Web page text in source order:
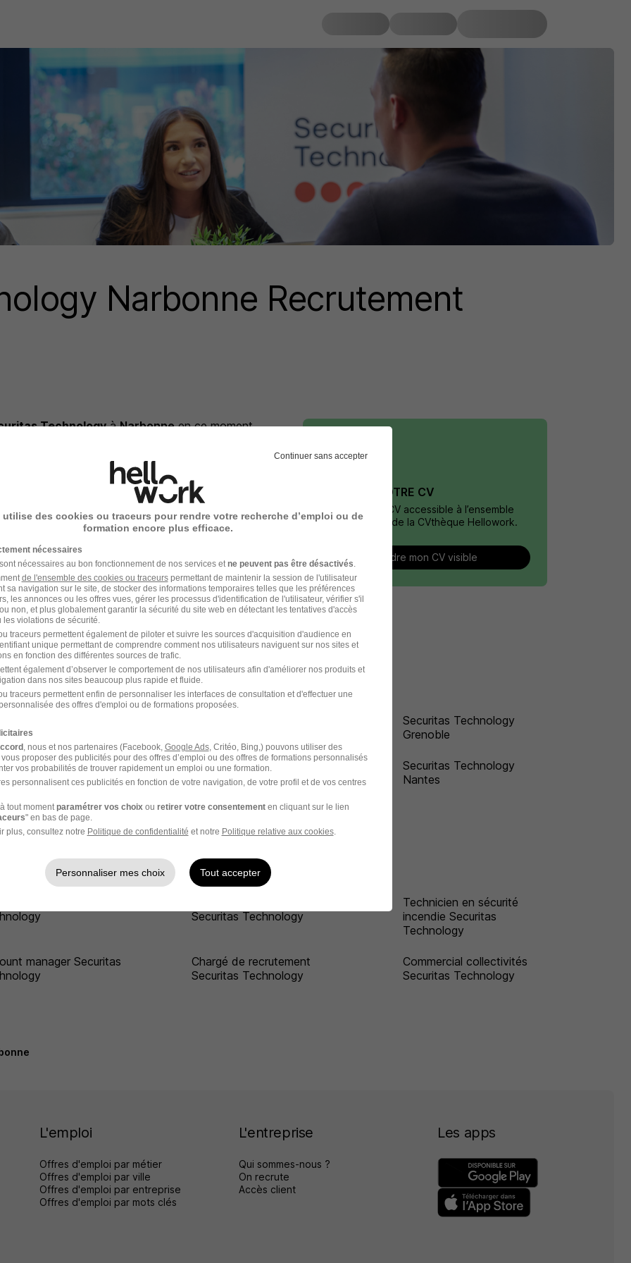
Narbonne Recrutement
Technology àNarbonneen ce moment
Technologyou àNarbonne
Narbonne
DÉPOSEZ VOTRE CV
Rendez votre CV accessible à l’ensemble
des recruteurs de la CVthèque Hellowork.
Rendre mon CV visible
par Ville
Securitas Technology
Grenoble
Technology
Securitas Technology
Mulhouse
Securitas Technology
Nantes
par Métier
Securitas Technology
Technicien en sécurité
incendie Securitas
Technology
manager Securitas
Chargé de recrutement
Securitas Technology
Commercial collectivités
Securitas Technology
L'emploi
Offres d'emploi par métier
Offres d'emploi par ville
Offres d'emploi par entreprise
Offres d'emploi par mots clés
L'entreprise
Qui sommes-nous ?
On recrute
Accès client
Les apps
Continuer sans accepter
utilise des cookies ou traceurs pour rendre votre recherche d’emploi ou de
formation encore plus efficace.
nécessaires
nécessaires au bon fonctionnement de nos services etne peuvent pas être désactivés.
de l'ensemble des cookies ou traceurspermettant de maintenir la session de l'utilisateur
sa navigation sur le site, de stocker des informations temporaires telles que les préférences
les annonces ou les offres vues, gérer les processus d'identification de l'utilisateur, vérifier s'il
non, et plus globalement garantir la sécurité du site web en détectant les tentatives d'accès
les violations de sécurité.
traceurs permettent également de piloter et suivre les sources d'acquisition d'audience en
unique permettant de comprendre comment nos utilisateurs naviguent sur nos sites et
en fonction des différentes sources de trafic.
également d’observer le comportement de nos utilisateurs afin d'améliorer nos produits et
dans nos sites beaucoup plus rapide et fluide.
traceurs permettent enfin de personnaliser les interfaces de consultation et d'effectuer une
des offres d'emploi ou de formations proposées.
, nous et nos partenaires (Facebook, Google Ads, Critéo, Bing,) pouvons utiliser des
proposer des publicités pour des offres d’emploi ou des offres de formations personnalisés
vos probabilités de trouver rapidement un emploi ou une formation.
personnalisent ces publicités en fonction de votre navigation, de votre profil et de vos centres
tout momentparamétrer vos choixou retirer votre consentementen cliquant sur le lien
" en bas de page.
plus, consultez notre Politique de confidentialité et notre Politique relative aux cookies.
Personnaliser mes choix Tout accepter